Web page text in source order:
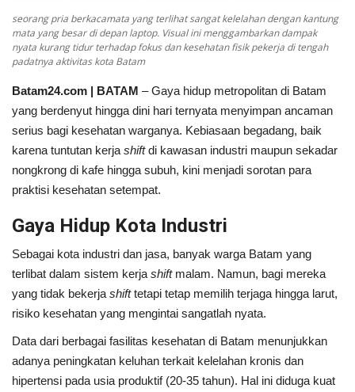
seorang pria berkacamata yang terlihat sangat kelelahan dengan kantung
mata yang besar di depan laptop. Visual ini menggambarkan dampak
nyata kurang tidur terhadap fokus dan kesehatan fisik pekerja di tengah
padatnya aktivitas kota Batam
Batam24.com | BATAM – Gaya hidup metropolitan di Batam
yang berdenyut hingga dini hari ternyata menyimpan ancaman
serius bagi kesehatan warganya. Kebiasaan begadang, baik
karena tuntutan kerja shiftdi kawasan industri maupun sekadar
nongkrong di kafe hingga subuh, kini menjadi sorotan para
praktisi kesehatan setempat.
Gaya Hidup Kota Industri
Sebagai kota industri dan jasa, banyak warga Batam yang
terlibat dalam sistem kerja shiftmalam. Namun, bagi mereka
yang tidak bekerja shifttetapi tetap memilih terjaga hingga larut,
risiko kesehatan yang mengintai sangatlah nyata.
Data dari berbagai fasilitas kesehatan di Batam menunjukkan
adanya peningkatan keluhan terkait kelelahan kronis dan
hipertensi pada usia produktif (20-35 tahun). Hal ini diduga kuat